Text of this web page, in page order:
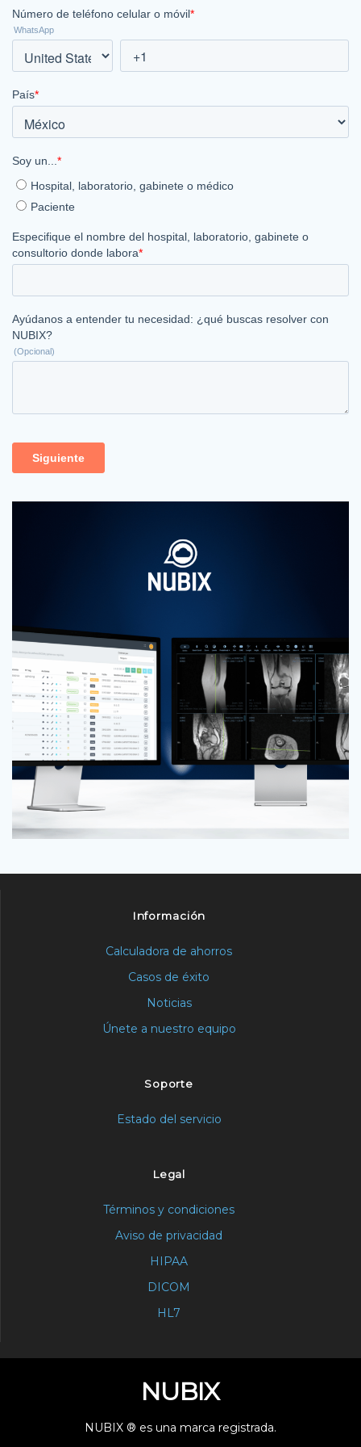
Información
Calculadora de ahorros
Casos de éxito
Noticias
Únete a nuestro equipo
Soporte
Estado del servicio
Legal
Términos y condiciones
Aviso de privacidad
HIPAA
DICOM
HL7
NUBIX
NUBIX ® es una marca registrada.